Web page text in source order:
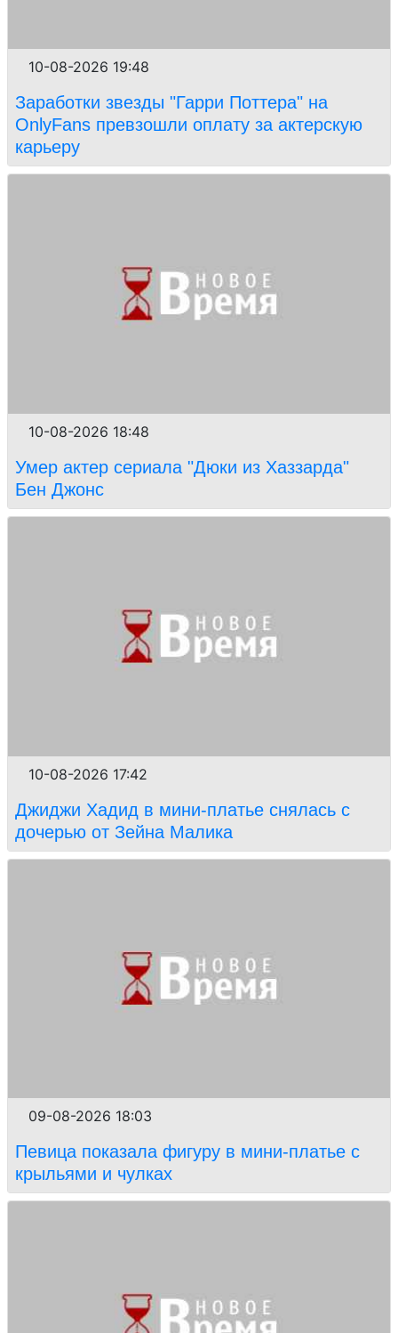
10-08-2026 19:48
Заработки звезды "Гарри Поттера" на
OnlyFans превзошли оплату за актерскую
карьеру
10-08-2026 18:48
Умер актер сериала "Дюки из Хаззарда"
Бен Джонс
10-08-2026 17:42
Джиджи Хадид в мини-платье снялась с
дочерью от Зейна Малика
09-08-2026 18:03
Певица показала фигуру в мини-платье с
крыльями и чулках